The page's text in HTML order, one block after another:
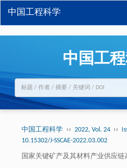
中国工程科学
中国工
中国工程科学 ›› 2022, Vol. 24 ››
10.15302/J-SSCAE-2022.03.002
国家关键矿产及其材料产业供应